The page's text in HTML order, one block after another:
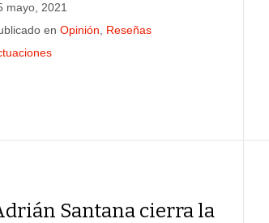
mayo, 2021
enOpinión
Reseñas
Santana cierra la